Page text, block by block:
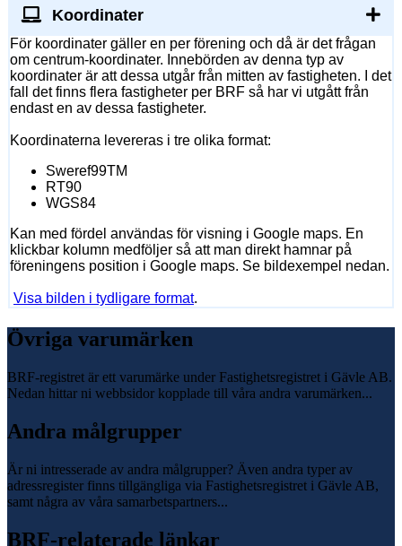
Koordinater
För koordinater gäller en per förening och då är det frågan
om centrum-koordinater. Innebörden av denna typ av
koordinater är att dessa utgår från mitten av fastigheten. I det
fall det finns flera fastigheter per BRF så har vi utgått från
endast en av dessa fastigheter.
Koordinaterna levereras i tre olika format:
Sweref99TM
RT90
WGS84
Kan med fördel användas för visning i Google maps. En
klickbar kolumn medföljer så att man direkt hamnar på
föreningens position i Google maps. Se bildexempel nedan.
Visa bilden i tydligare format.
Övriga varumärken
BRF-registret är ett varumärke under Fastighetsregistret i Gävle AB.
Nedan hittar ni webbsidor kopplade till våra andra varumärken...
Andra målgrupper
Är ni intresserade av andra målgrupper? Även andra typer av
adressregister finns tillgängliga via Fastighetsregistret i Gävle AB,
samt några av våra samarbetspartners...
BRF-relaterade länkar